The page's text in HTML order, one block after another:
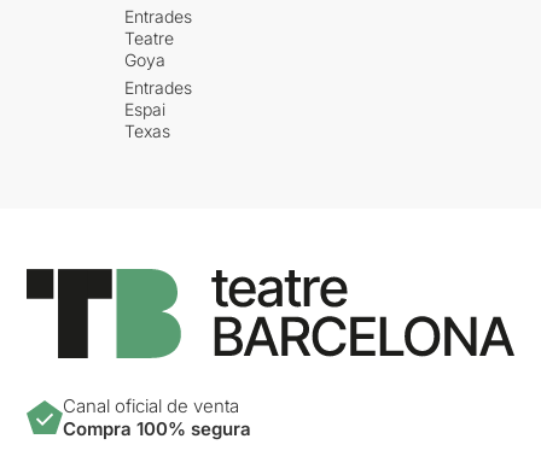
Entrades
Teatre
Goya
Entrades
Espai
Texas
Canal oficial de venta
Compra 100% segura